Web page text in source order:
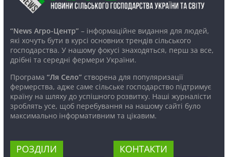
“News Агро-Центр”– інформаційне видання для людей,
які хочуть бути в курсі основних трендів сільського
господарства. У нашому фокусі знаходяться, перш за все,
дрібні та середні фермери України.
Програма “Ля Село”створена для популяризації
фермерства, адже саме сільське господарство підтримує
країну на шляху до успішного розвитку. Наші журналісти
зроблять усе, щоб перебування на нашому сайті було
максимально інформативним та цікавим.
РОЗДІЛИ КОНТАКТИ